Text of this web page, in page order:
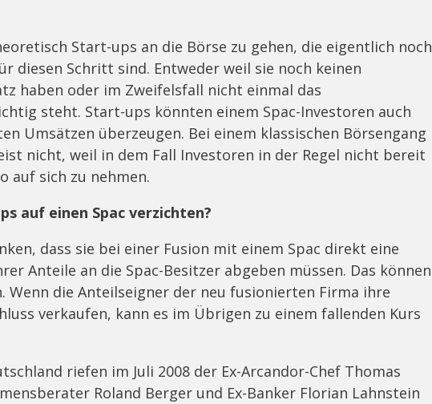
Start-ups an die Börse zu gehen, die eigentlich noch
diesen Schritt sind. Entweder weil sie noch keinen
haben oder im Zweifelsfall nicht einmal das
steht. Start-ups könnten einem Spac-Investoren auch
Umsätzen überzeugen. Bei einem klassischen Börsengang
nicht, weil in dem Fall Investoren in der Regel nicht bereit
auf sich zu nehmen.
auf einen Spac verzichten?
dass sie bei einer Fusion mit einem Spac direkt eine
Anteile an die Spac-Besitzer abgeben müssen. Das können
Wenn die Anteilseigner der neu fusionierten Firma ihre
verkaufen, kann es im Übrigen zu einem fallenden Kurs
riefen im Juli 2008 der Ex-Arcandor-Chef Thomas
Roland Berger und Ex-Banker Florian Lahnstein